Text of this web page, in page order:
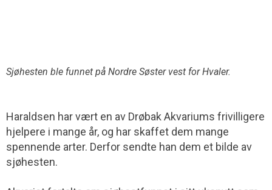
Sjøhesten ble funnet på Nordre Søster vest for Hvaler.
Haraldsen har vært en av Drøbak Akvariums frivilligere
hjelpere i mange år, og har skaffet dem mange
spennende arter. Derfor sendte han dem et bilde av
sjøhesten.